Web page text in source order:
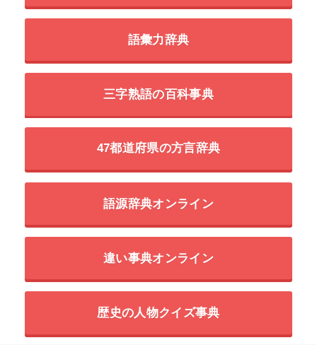
語彙力辞典
三字熟語の百科事典
47都道府県の方言辞典
語源辞典オンライン
違い事典オンライン
歴史の人物クイズ事典